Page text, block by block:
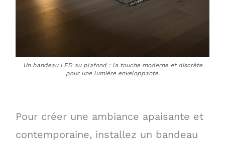
Un bandeau LED au plafond : la touche moderne et discrète
pour une lumière enveloppante.
Pour créer une ambiance apaisante et
contemporaine, installez un bandeau